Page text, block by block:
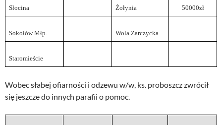
Słocina Żołynia 50000zł
Sokołów Młp. Wola Zarczycka
Staromieście
Wobec słabej ofiarności i odzewu w/w, ks. proboszcz zwrócił
się jeszcze do innych parafii o pomoc.